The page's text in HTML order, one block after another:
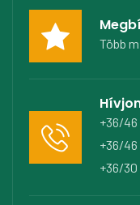
Több
+36/46
+36/46
+36/30